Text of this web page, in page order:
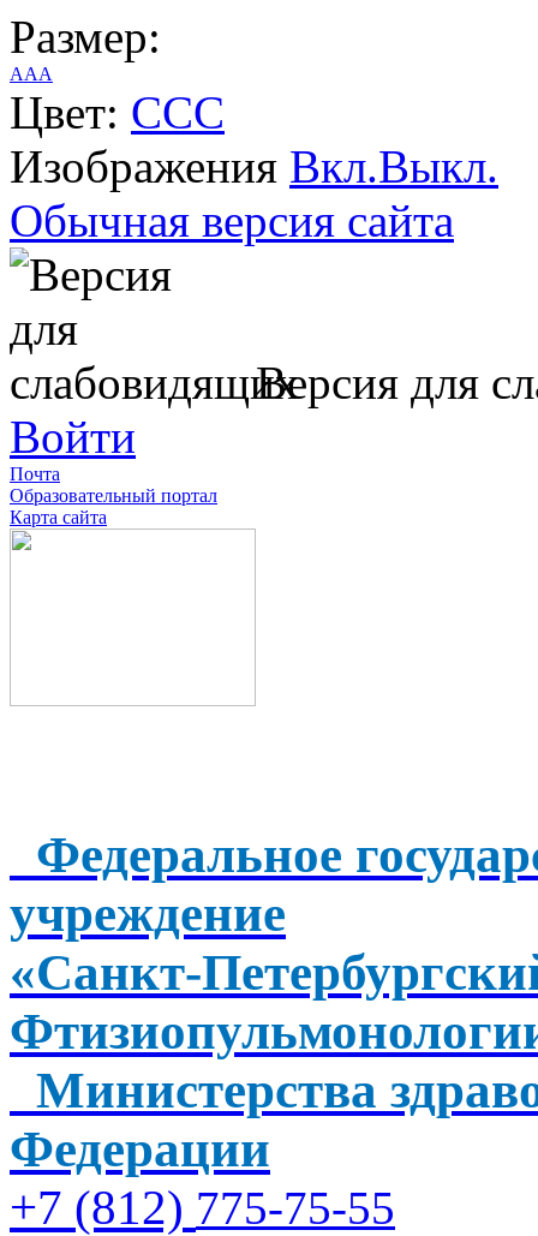
Размер:
AAA
Цвет: CCC
Изображения Вкл.Выкл.
Обычная версия сайта
Версия для
Войти
Почта
Образовательный портал
Карта сайта
Федеральное
учреждение
«Санкт-
Министерства
Федерации
+7 (812) 775-75-55